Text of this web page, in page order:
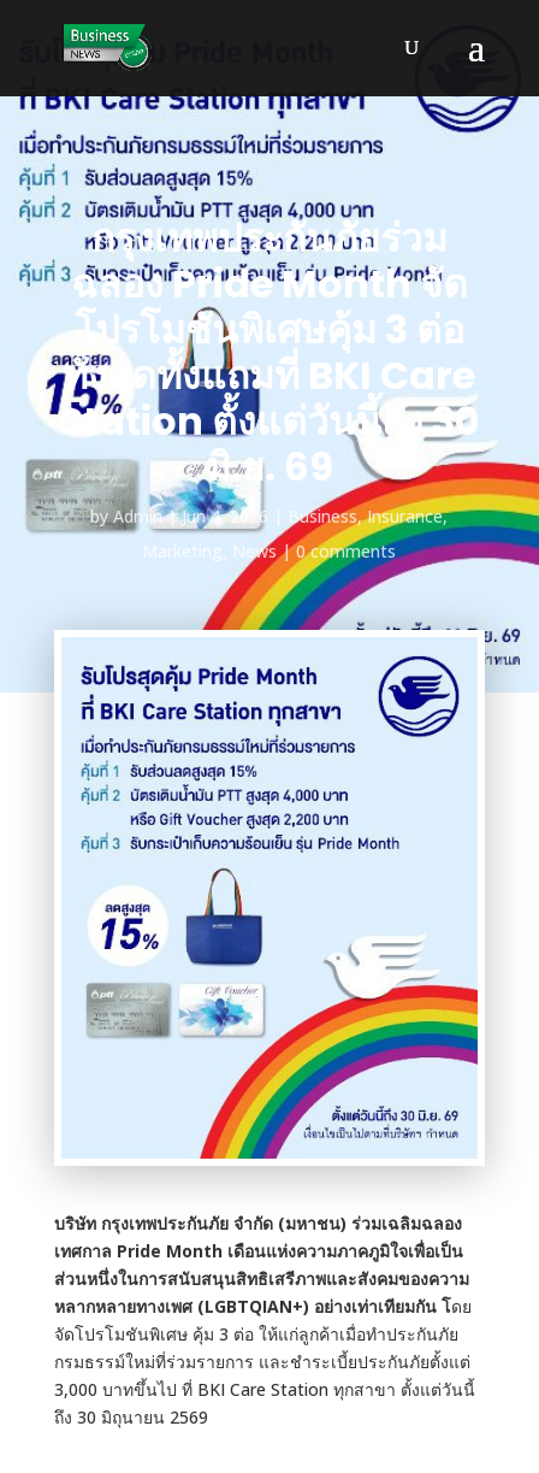
กรุงเทพประกันภัยร่วม
ฉลอง Pride Month จัด
โปรโมชันพิเศษคุ้ม 3 ต่อ
ทั้งลดทั้งแถมที่ BKI Care
Station ตั้งแต่วันนี้ถึง 30
มิ.ย. 69
byAdmin Jun 4, 2026 Business,Insurance,
Marketing, News 0 comments
บริษัท กรุงเทพประกันภัย จำกัด (มหาชน) ร่วมเฉลิมฉลอง
เทศกาล Pride Month เดือนแห่งความภาคภูมิใจเพื่อเป็น
ส่วนหนึ่งในการสนับสนุนสิทธิเสรีภาพและสังคมของความ
หลากหลายทางเพศ (LGBTQIAN+) อย่างเท่าเทียมกัน โดย
จัดโปรโมชันพิเศษ คุ้ม 3 ต่อ ให้แก่ลูกค้าเมื่อทำประกันภัย
กรมธรรม์ใหม่ที่ร่วมรายการ และชำระเบี้ยประกันภัยตั้งแต่
3,000 บาทขึ้นไป ที่ BKI Care Station ทุกสาขา ตั้งแต่วันนี้
ถึง 30 มิถุนายน 2569